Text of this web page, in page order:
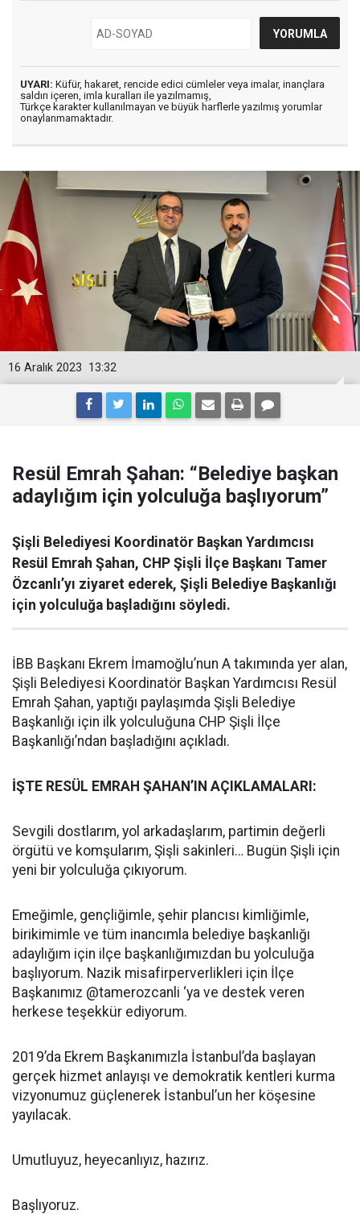
UYARI: Küfür, hakaret, rencide edici cümleler veya imalar, inançlara
saldırı içeren, imla kuralları ile yazılmamış,
Türkçe karakter kullanılmayan ve büyük harflerle yazılmış yorumlar
onaylanmamaktadır.
13:32
16 Aralık 2023
Resül Emrah Şahan: “Belediye başkan
adaylığım için yolculuğa başlıyorum”
Şişli Belediyesi Koordinatör Başkan Yardımcısı
Resül Emrah Şahan, CHP Şişli İlçe Başkanı Tamer
Özcanlı’yı ziyaret ederek, Şişli Belediye Başkanlığı
için yolculuğa başladığını söyledi.
İBB Başkanı Ekrem İmamoğlu’nun A takımında yer alan,
Şişli Belediyesi Koordinatör Başkan Yardımcısı Resül
Emrah Şahan, yaptığı paylaşımda Şişli Belediye
Başkanlığı için ilk yolculuğuna CHP Şişli İlçe
Başkanlığı’ndan başladığını açıkladı.
İŞTE RESÜL EMRAH ŞAHAN’IN AÇIKLAMALARI:
Sevgili dostlarım, yol arkadaşlarım, partimin değerli
örgütü ve komşularım, Şişli sakinleri… Bugün Şişli için
yeni bir yolculuğa çıkıyorum.
Emeğimle, gençliğimle, şehir plancısı kimliğimle,
birikimimle ve tüm inancımla belediye başkanlığı
adaylığım için ilçe başkanlığımızdan bu yolculuğa
başlıyorum. Nazik misafirperverlikleri için İlçe
Başkanımız @tamerozcanli ‘ya ve destek veren
herkese teşekkür ediyorum.
2019’da Ekrem Başkanımızla İstanbul’da başlayan
gerçek hizmet anlayışı ve demokratik kentleri kurma
vizyonumuz güçlenerek İstanbul’un her köşesine
yayılacak.
Umutluyuz, heyecanlıyız, hazırız.
Başlıyoruz.